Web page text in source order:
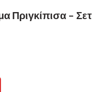
Πριγκίπισα – Σετ